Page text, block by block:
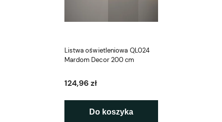
Listwa oświetleniowa QL024
Mardom Decor 200 cm
124,96 zł
Do koszyka